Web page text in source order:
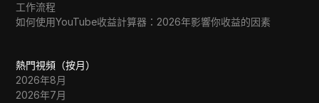
工作流程
如何使用YouTube收益計算器：2026年影響你收益的因素
熱門視頻（按月）
2026年8月
2026年7月